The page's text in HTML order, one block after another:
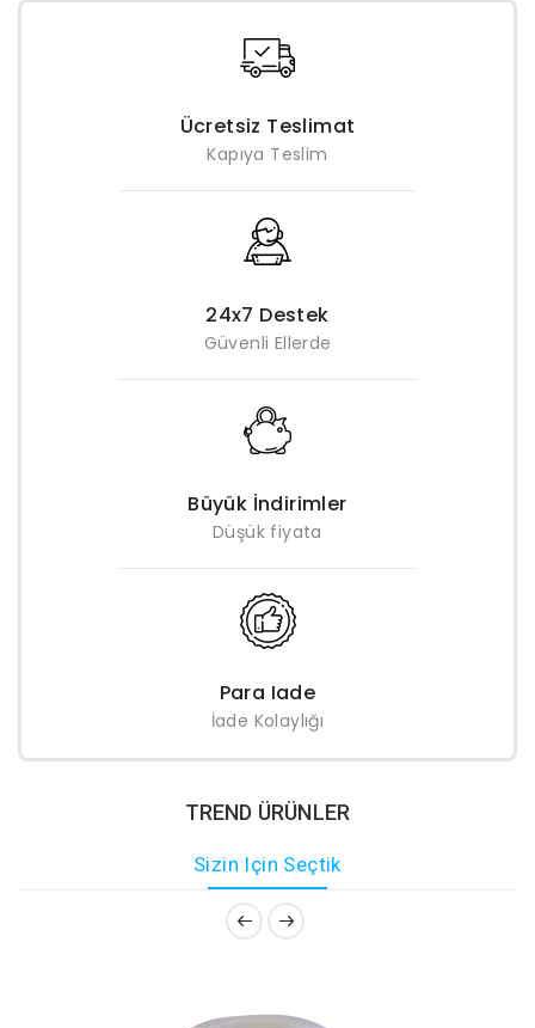
Ücretsiz Teslimat
Kapıya Teslim
24x7 Destek
Güvenli Ellerde
Büyük İndirimler
Düşük fiyata
Para Iade
İade Kolaylığı
TREND ÜRÜNLER
Sizin Için Seçtik